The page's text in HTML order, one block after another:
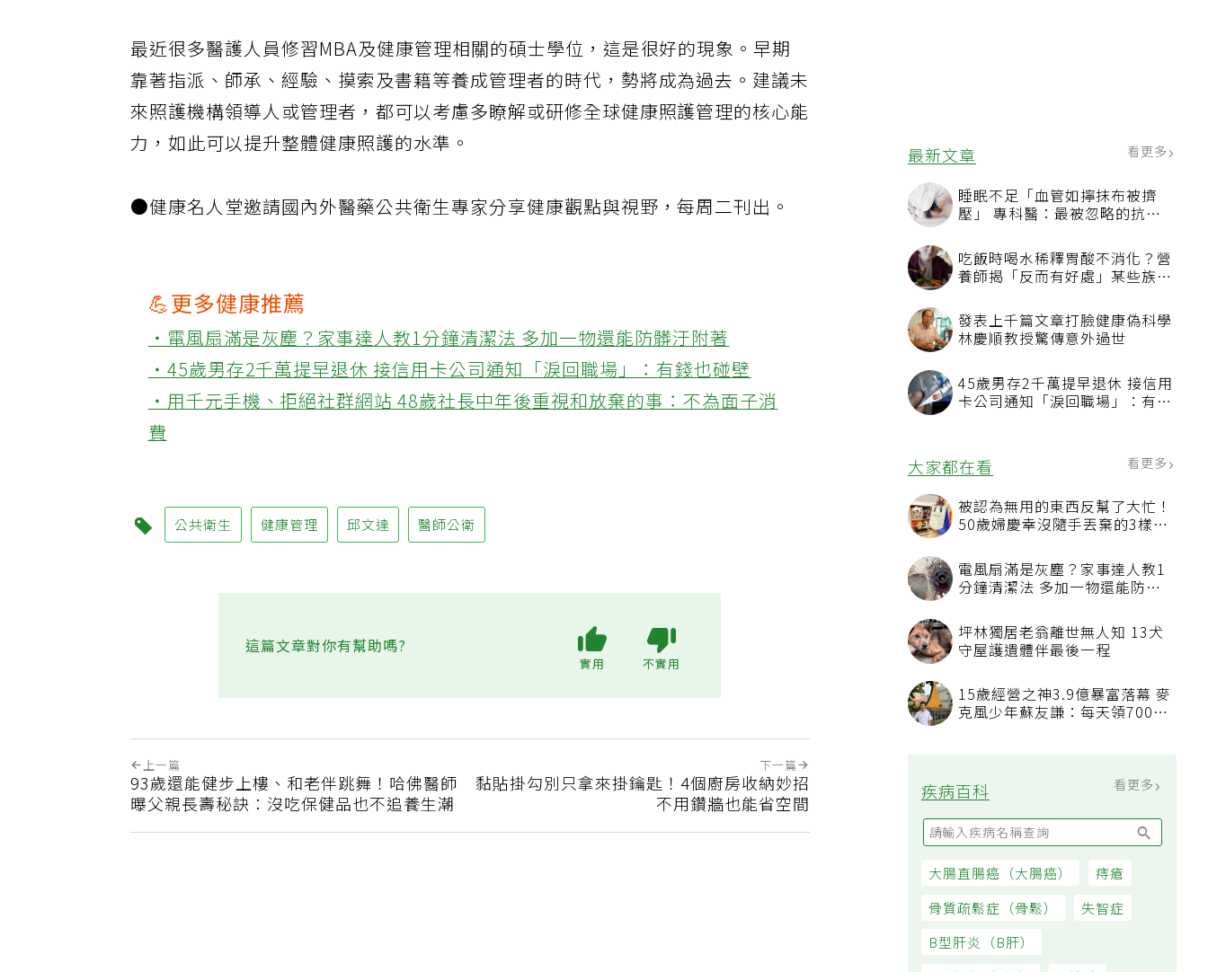
最新文章 看更多
睡眠不足「血管如擰抹布被擠
壓」 專科醫：最被忽略的抗老
吃飯時喝水稀釋胃酸不消化？營
養師揭「反而有好處」某些族群
發表上千篇文章打臉健康偽科學
林慶順教授驚傳意外過世
45歲男存2千萬提早退休 接信用
卡公司通知「淚回職場」：有錢
大家都在看
被認為無用的東西反幫了大忙！
50歲婦慶幸沒隨手丟棄的3樣物
電風扇滿是灰塵？家事達人教1
坪林獨居老翁離世無人知 13犬
守屋護遺體伴最後一程
15歲經營之神3.9億暴富落幕 麥
疾病百科
最近很多醫護人員修習MBA及健康管理相關的碩士學位，這是很好的現象。早期
靠著指派、師承、經驗、摸索及書籍等養成管理者的時代，勢將成為過去。建議未
來照護機構領導人或管理者，都可以考慮多瞭解或研修全球健康照護管理的核心能
力，如此可以提升整體健康照護的水準。
●健康名人堂邀請國內外醫藥公共衛生專家分享健康觀點與視野，每周二刊出。
💪更多健康推薦
‧電風扇滿是灰塵？家事達人教1分鐘清潔法 多加一物還能防髒汙附著
‧45歲男存2千萬提早退休 接信用卡公司通知「淚回職場」：有錢也碰壁
‧用千元手機、拒絕社群網站 48歲社長中年後重視和放棄的事：不為面子消
費
公共衛生 健康管理 邱文達 醫師公衛
這篇文章對你有幫助嗎?
上一篇
93歲還能健步上樓、和老伴跳舞！哈佛醫師
曝父親長壽秘訣：沒吃保健品也不追養生潮
下一篇
黏貼掛勾別只拿來掛鑰匙！4個廚房收納妙招
不用鑽牆也能省空間